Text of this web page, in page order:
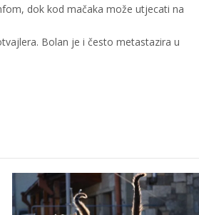
dok kod mačaka može utjecati na
Bolan je i često metastazira u